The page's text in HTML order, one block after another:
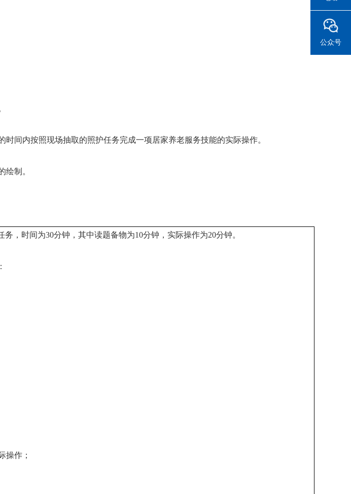
间内按照现场抽取的照护任务完成一项居家养老服务技能的实际操作。
绘制。
，时间为30分钟，其中读题备物为10分钟，实际操作为20分钟。
操作；
公众号